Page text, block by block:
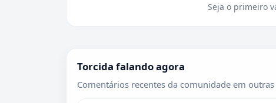
Seja o primeiro
Torcida falando agora
Comentários recentes da comunidade em